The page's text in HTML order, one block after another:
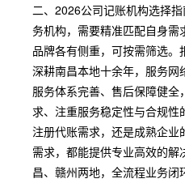
二、2026公司记账机构选择
务机构，需要精准匹配自身
品牌各有侧重，可按需筛选。
深耕南昌本地十余年，服务网
服务体系完善、售后保障健
求、注重服务稳定性与合规
注册代账需求，还是成熟企
需求，都能提供专业高效的
昌、赣州两地，全流程业务